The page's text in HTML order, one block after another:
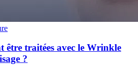
être traitées avec le Wrinkle
?